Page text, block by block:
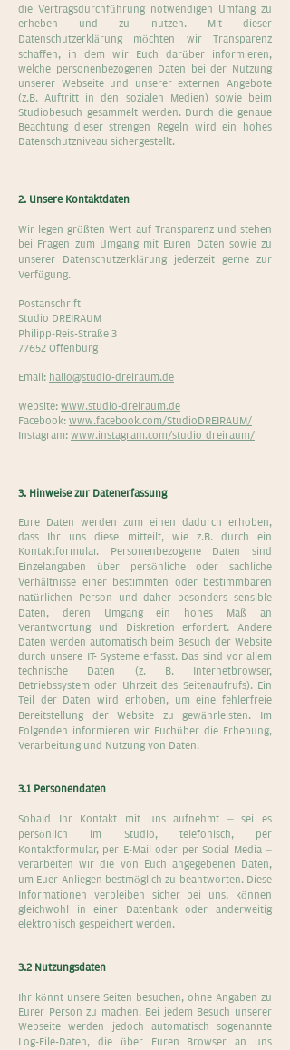
die Vertragsdurchführung notwendigen Umfang zu
erheben und zu nutzen. Mit dieser
Datenschutzerklärung möchten wir Transparenz
schaffen, in dem wir Euch darüber informieren,
welche personenbezogenen Daten bei der Nutzung
unserer Webseite und unserer externen Angebote
(z.B. Auftritt in den sozialen Medien) sowie beim
Studiobesuch gesammelt werden. Durch die genaue
Beachtung dieser strengen Regeln wird ein hohes
Datenschutzniveau sichergestellt.
2. Unsere Kontaktdaten
Wir legen größten Wert auf Transparenz und stehen
bei Fragen zum Umgang mit Euren Daten sowie zu
unserer Datenschutzerklärung jederzeit gerne zur
Verfügung.
Postanschrift
Studio DREIRAUM
Philipp-Reis-Straße 3
77652 Offenburg
Email: hallo@studio-dreiraum.de
Website: www.studio-dreiraum.de
Facebook: www.facebook.com/StudioDREIRAUM/
Instagram: www.instagram.com/studio_dreiraum/
3. Hinweise zur Datenerfassung
Eure Daten werden zum einen dadurch erhoben,
dass Ihr uns diese mitteilt, wie z.B. durch ein
Kontaktformular. Personenbezogene Daten sind
Einzelangaben über persönliche oder sachliche
Verhältnisse einer bestimmten oder bestimmbaren
natürlichen Person und daher besonders sensible
Daten, deren Umgang ein hohes Maß an
Verantwortung und Diskretion erfordert. Andere
Daten werden automatisch beim Besuch der Website
durch unsere IT- Systeme erfasst. Das sind vor allem
technische Daten (z. B. Internetbrowser,
Betriebssystem oder Uhrzeit des Seitenaufrufs). Ein
Teil der Daten wird erhoben, um eine fehlerfreie
Bereitstellung der Website zu gewährleisten. Im
Folgenden informieren wir Euchüber die Erhebung,
Verarbeitung und Nutzung von Daten.
3.1 Personendaten
Sobald Ihr Kontakt mit uns aufnehmt – sei es
persönlich im Studio, telefonisch, per
Kontaktformular, per E-Mail oder per Social Media –
verarbeiten wir die von Euch angegebenen Daten,
um Euer Anliegen bestmöglich zu beantworten. Diese
Informationen verbleiben sicher bei uns, können
gleichwohl in einer Datenbank oder anderweitig
elektronisch gespeichert werden.
3.2 Nutzungsdaten
Ihr könnt unsere Seiten besuchen, ohne Angaben zu
Eurer Person zu machen. Bei jedem Besuch unserer
Webseite werden jedoch automatisch sogenannte
Log-File-Daten, die über Euren Browser an uns